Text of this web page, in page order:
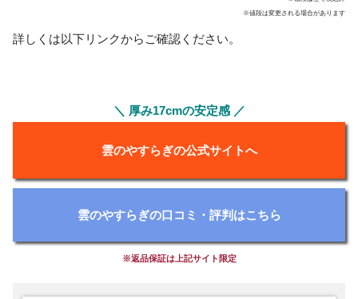
※値段は変更される場合があります
詳しくは以下リンクからご確認ください。
＼ 厚み17cmの安定感 ／
雲のやすらぎの公式サイトへ
雲のやすらぎの口コミ・評判はこちら
※返品保証は上記サイト限定